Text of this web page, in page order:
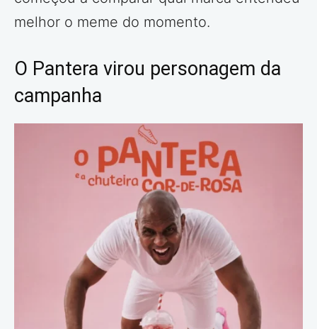
melhor o meme do momento.
O Pantera virou personagem da
campanha